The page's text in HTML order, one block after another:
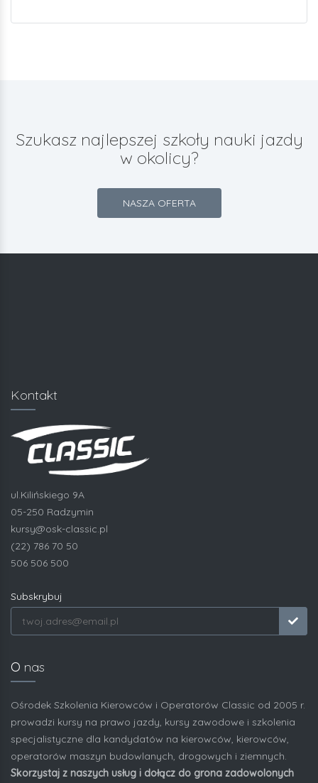
Szukasz najlepszej szkoły nauki jazdy
w okolicy?
NASZA OFERTA
Kontakt
ul.Kilińskiego 9A
05-250 Radzymin
kursy@osk-classic.pl
(22) 786 70 50
506 506 500
Subskrybuj
O nas
Ośrodek Szkolenia Kierowców i Operatorów Classic od 2005 r.
prowadzi kursy na prawo jazdy, kursy zawodowe i szkolenia
specjalistyczne dla kandydatów na kierowców, kierowców,
operatorów maszyn budowlanych, drogowych i ziemnych.
Skorzystaj z naszych usług i dołącz do grona zadowolonych